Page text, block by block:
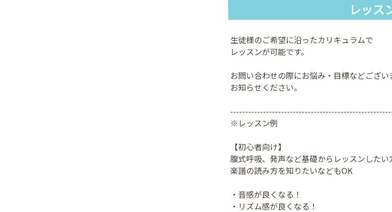
レッス
生徒様のご希望に沿ったカリキュラムで
レッスンが可能です。
お問い合わせの際にお悩み・目標などござい
お知らせください。
※レッスン例
【初心者向け】
腹式呼吸、発声など基礎からレッスンしたい
楽譜の読み方を知りたいなどもOK
・音感が良くなる！
・リズム感が良くなる！